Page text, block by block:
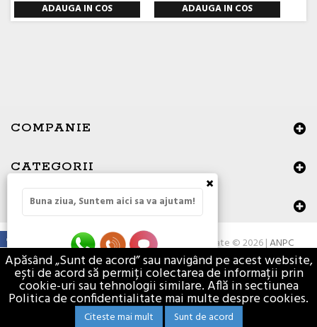
ADAUGA IN COS ADAUGA IN COS
COMPANIE
CATEGORII
DATE DE CONTACT
Toate drepturile rezervate © 2026 |ANPC
Apăsând „Sunt de acord” sau navigând pe acest website,
ești de acord să permiți colectarea de informații prin
cookie-uri sau tehnologii similare. Află in sectiunea
Politica de confidentialitate mai multe despre cookies.
Citeste mai mult Sunt de acord
×
Buna ziua, Suntem aici sa va ajutam!